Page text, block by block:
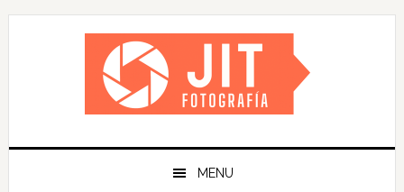
Skip
Skip
Skip
Skip
MENU